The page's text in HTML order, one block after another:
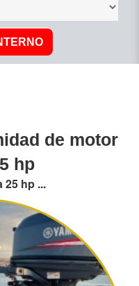
de motor
hp
25 hp ...